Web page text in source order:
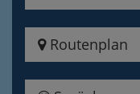
Routenplan